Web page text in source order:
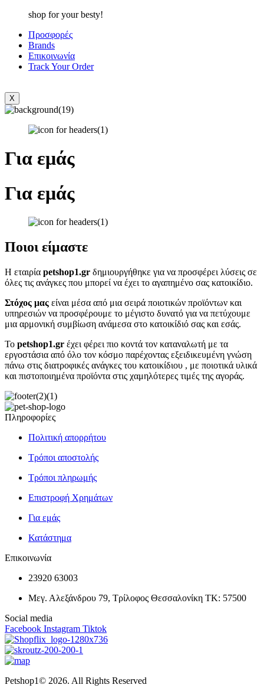
shop for your besty!
Προσφορές
Brands
Επικοινωνία
Track Your Order
X
Για εμάς
Για εμάς
Ποιοι είμαστε
Η εταιρία petshop1.gr δημιουργήθηκε για να προσφέρει λύσεις σε
όλες τις ανάγκες που μπορεί να έχει το αγαπημένο σας κατοικίδιο.
Στόχος μας είναι μέσα από μια σειρά ποιοτικών προϊόντων και
υπηρεσιών να προσφέρουμε το μέγιστο δυνατό για να πετύχουμε
μια αρμονική συμβίωση ανάμεσα στο κατοικίδιό σας και εσάς.
Το petshop1.gr έχει φέρει πιο κοντά τον καταναλωτή με τα
εργοστάσια από όλο τον κόσμο παρέχοντας εξειδικευμένη γνώση
πάνω στις διατροφικές ανάγκες του κατοικίδιου , με ποιοτικά υλικά
και πιστοποιημένα προϊόντα στις χαμηλότερες τιμές της αγοράς.
Πληροφορίες
Πολιτική απορρήτου
Τρόποι αποστολής
Τρόποι πληρωμής
Επιστροφή Χρημάτων
Για εμάς
Κατάστημα
Επικοινωνία
23920 63003
Μεγ. Αλεξάνδρου 79, Τρίλοφος Θεσσαλονίκη ΤΚ: 57500
Social media
Facebook Instagram Tiktok
Petshop1© 2026. All Rights Reserved